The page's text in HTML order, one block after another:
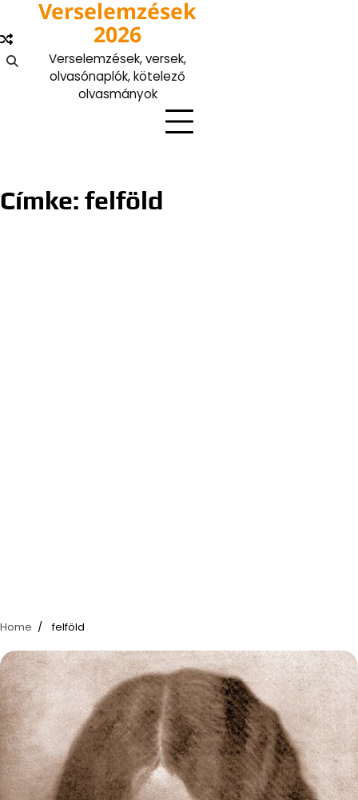
content
Verselemzések
2026
Verselemzések, versek,
olvasónaplók, kötelező
olvasmányok
Címke: felföld
Home felföld